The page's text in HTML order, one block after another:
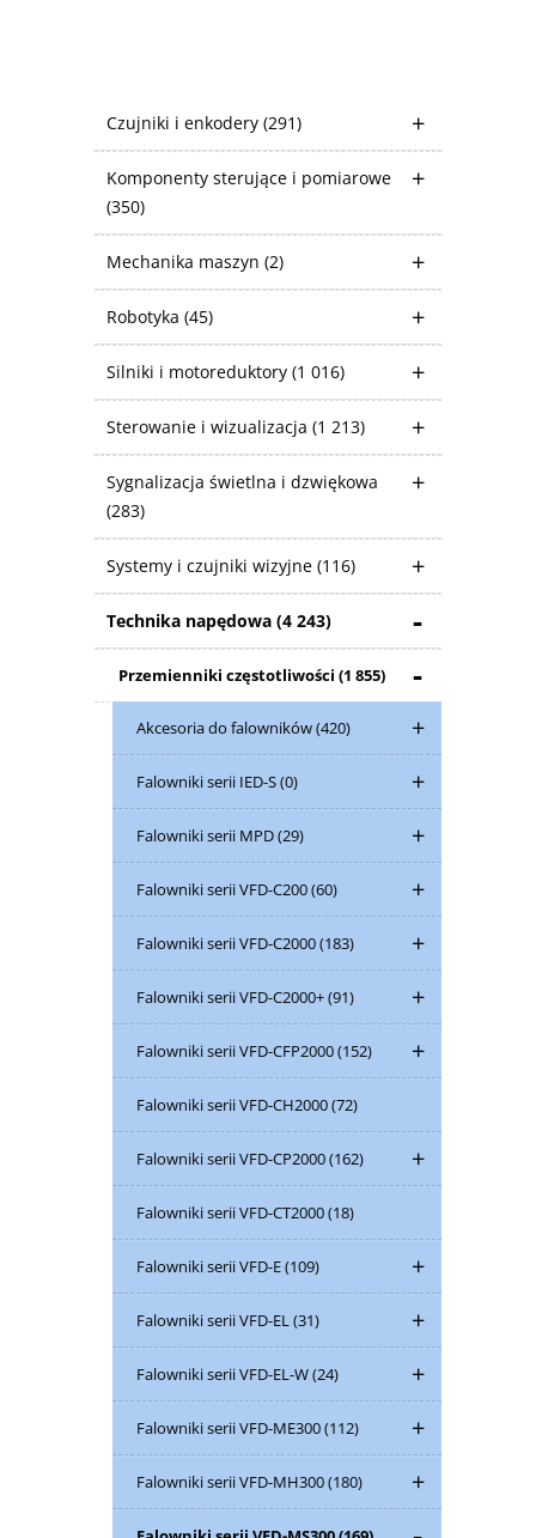
Czujniki i enkodery (291)
Komponenty sterujące i pomiarowe
(350)
Mechanika maszyn (2)
Robotyka (45)
Silniki i motoreduktory (1 016)
Sterowanie i wizualizacja (1 213)
Sygnalizacja świetlna i dzwiękowa
(283)
Systemy i czujniki wizyjne (116)
Technika napędowa (4 243)
Przemienniki częstotliwości (1 855)
Akcesoria do falowników(420)
Falowniki serii IED-S(0)
Falowniki serii MPD(29)
Falowniki serii VFD-C200(60)
Falowniki serii VFD-C2000(183)
Falowniki serii VFD-C2000+(91)
Falowniki serii VFD-CFP2000(152)
Falowniki serii VFD-CH2000(72)
Falowniki serii VFD-CP2000(162)
Falowniki serii VFD-CT2000(18)
Falowniki serii VFD-E(109)
Falowniki serii VFD-EL(31)
Falowniki serii VFD-EL-W(24)
Falowniki serii VFD-ME300(112)
Falowniki serii VFD-MH300(180)